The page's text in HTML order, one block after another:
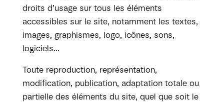
droits d’usage sur tous les éléments
accessibles sur le site, notamment les textes,
images, graphismes, logo, icônes, sons,
logiciels…
Toute reproduction, représentation,
modification, publication, adaptation totale ou
partielle des éléments du site, quel que soit le